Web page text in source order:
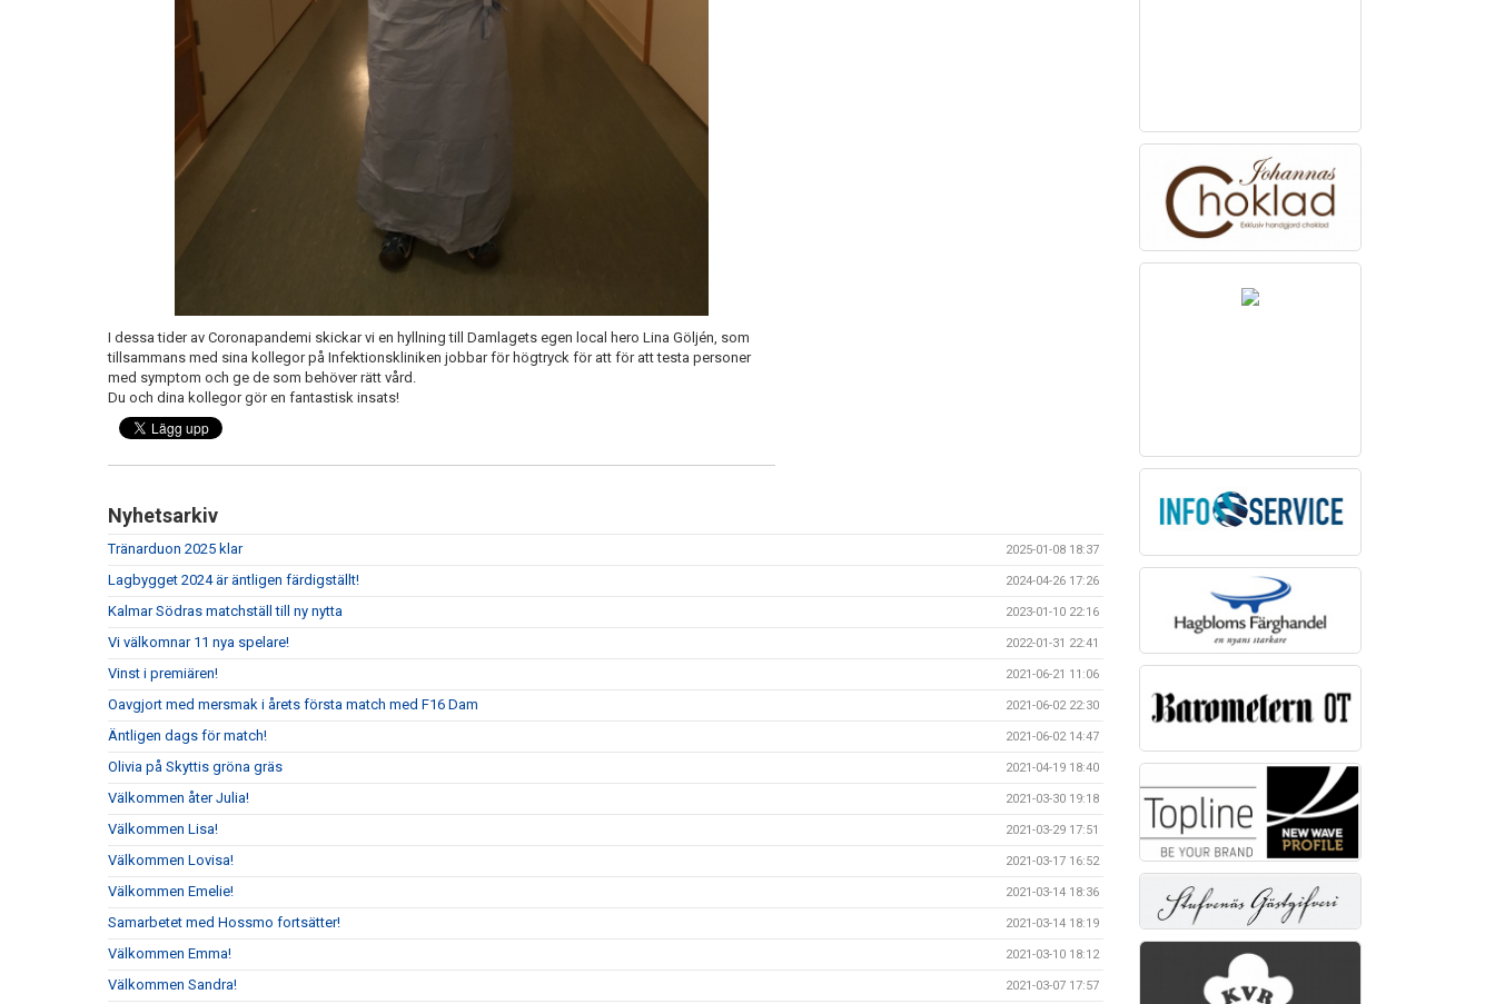
I dessa tider av Coronapandemi skickar vi en hyllning till Damlagets egen local hero Lina Göljén, som
tillsammans med sina kollegor på Infektionskliniken jobbar för högtryck för att för att testa personer
med symptom och ge de som behöver rätt vård.
Du och dina kollegor gör en fantastisk insats!
Nyhetsarkiv
Tränarduon 2025 klar 2025-01-08 18:37
Lagbygget 2024 är äntligen färdigställt! 2024-04-26 17:26
Kalmar Södras matchställ till ny nytta 2023-01-10 22:16
Vi välkomnar 11 nya spelare! 2022-01-31 22:41
Vinst i premiären! 2021-06-21 11:06
Oavgjort med mersmak i årets första match med F16 Dam 2021-06-02 22:30
Äntligen dags för match! 2021-06-02 14:47
Olivia på Skyttis gröna gräs 2021-04-19 18:40
Välkommen åter Julia! 2021-03-30 19:18
Välkommen Lisa! 2021-03-29 17:51
Välkommen Lovisa! 2021-03-17 16:52
Välkommen Emelie! 2021-03-14 18:36
Samarbetet med Hossmo fortsätter! 2021-03-14 18:19
Välkommen Emma! 2021-03-10 18:12
Välkommen Sandra! 2021-03-07 17:57